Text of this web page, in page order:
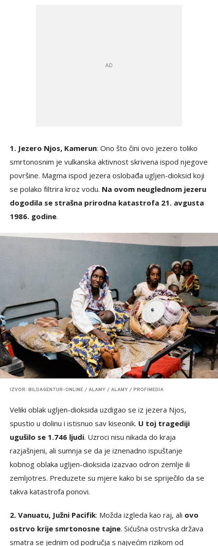
1. Jezero Njos, Kamerun: Ono što čini ovo jezero toliko
smrtonosnim je vulkanska aktivnost skrivena ispod njegove
površine. Magma ispod jezera oslobađa ugljen-dioksid koji
se polako filtrira kroz vodu. Na ovom neuglednom jezeru
dogodila se strašna prirodna katastrofa 21. avgusta
1986. godine.
IZVOR: BILDAGENTUR-ONLINE / ALAMY / ALAMY / PROFIMEDIA
Veliki oblak ugljen-dioksida uzdigao se iz jezera Njos,
spustio u dolinu i istisnuo sav kiseonik. U toj tragediji
ugušilo se 1.746 ljudi. Uzroci nisu nikada do kraja
razjašnjeni, ali sumnja se da je iznenadno ispuštanje
kobnog oblaka ugljen-dioksida izazvao odron zemlje ili
zemljotres. Preduzete su mjere kako bi se spriječilo da se
takva katastrofa ponovi.
2. Vanuatu, Južni Pacifik: Možda izgleda kao raj, ali ovo
ostrvo krije smrtonosne tajne. Sićušna ostrvska država
smatra se jednim od područja s najvećim rizikom od